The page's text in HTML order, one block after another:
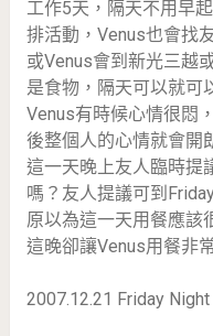
工作5天，隔天不用早
排活動，Venus也會找
或Venus會到新光三越
是食物，隔天可以就可
Venus有時候心情很悶
後整個人的心情就會開
這一天晚上友人臨時提
嗎？友人提議可到
原以為這一天用餐應該
這晚卻讓Venus用餐非
2007.12.21 Friday Night